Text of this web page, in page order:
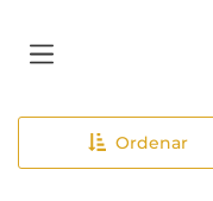
Ordenar